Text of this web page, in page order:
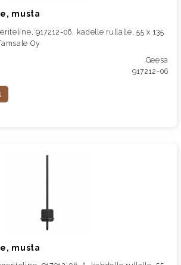
musta
917212-06, kadelle rullalle, 55 x 135
Oy
Geesa
917212-06
musta